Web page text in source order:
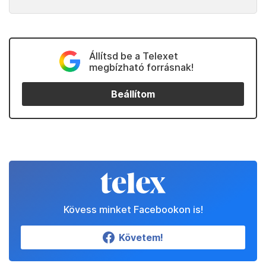
Állítsd be a Telexet
megbízható forrásnak!
Beállítom
Kövess minket Facebookon is!
Követem!